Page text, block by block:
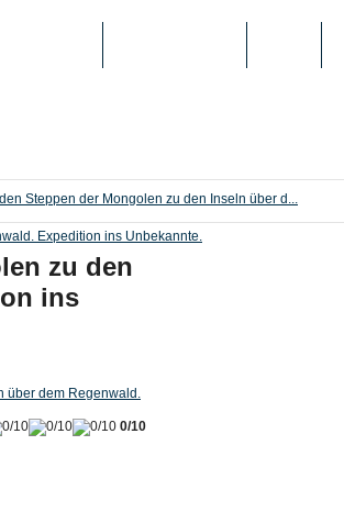
Steppen der Mongolen zu den Inseln über d...
zu den
ins
über dem Regenwald.
0/10